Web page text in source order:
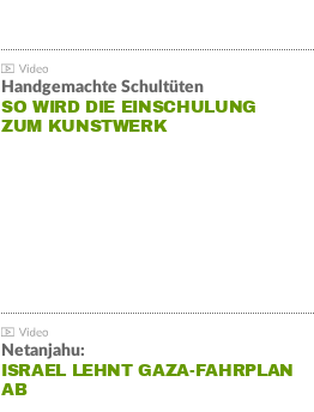
Handgemachte Schultüten
SO WIRD DIE EINSCHULUNG
ZUM KUNSTWERK
Netanjahu:
ISRAEL LEHNT GAZA-FAHRPLAN
AB